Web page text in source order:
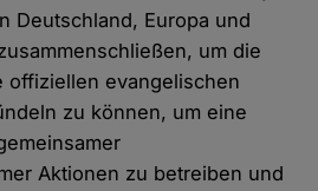
Deutschland, Europa und
um die
offiziellen evangelischen
zu können, um eine
Aktionen zu betreiben und